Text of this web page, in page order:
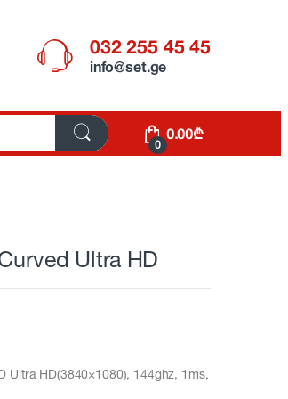
032 255 45 45
info@set.ge
0
0.00₾
Ultra HD
HD(3840×1080), 144ghz, 1ms,